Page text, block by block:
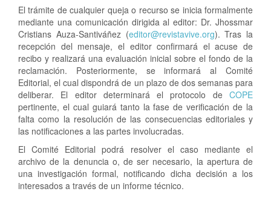
El trámite de cualquier queja o recurso se inicia formalmente
mediante una comunicación dirigida al editor: Dr. Jhossmar
Cristians Auza-Santiváñez (editor@revistavive.org). Tras la
recepción del mensaje, el editor confirmará el acuse de
recibo y realizará una evaluación inicial sobre el fondo de la
reclamación. Posteriormente, se informará al Comité
Editorial, el cual dispondrá de un plazo de dos semanas para
deliberar. El editor determinará el protocolo de COPE
pertinente, el cual guiará tanto la fase de verificación de la
falta como la resolución de las consecuencias editoriales y
las notificaciones a las partes involucradas.
El Comité Editorial podrá resolver el caso mediante el
archivo de la denuncia o, de ser necesario, la apertura de
una investigación formal, notificando dicha decisión a los
interesados a través de un informe técnico.